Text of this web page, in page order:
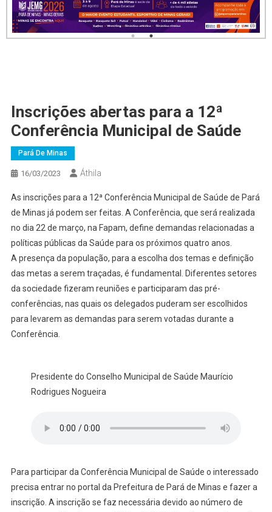
Inscrições abertas para a 12ª
Conferência Municipal de Saúde
Pará De Minas
16/03/2023 Áthila
As inscrições para a 12ª Conferência Municipal de Saúde de Pará
de Minas já podem ser feitas. A Conferência, que será realizada
no dia 22 de março, na Fapam, define demandas relacionadas a
políticas públicas da Saúde para os próximos quatro anos.
A presença da população, para a escolha dos temas e definição
das metas a serem traçadas, é fundamental. Diferentes setores
da sociedade fizeram reuniões e participaram das pré-
conferências, nas quais os delegados puderam ser escolhidos
para levarem as demandas para serem votadas durante a
Conferência.
Presidente do Conselho Municipal de Saúde Maurício
Rodrigues Nogueira
Para participar da Conferência Municipal de Saúde o interessado
precisa entrar no portal da Prefeitura de Pará de Minas e fazer a
inscrição. A inscrição se faz necessária devido ao número de